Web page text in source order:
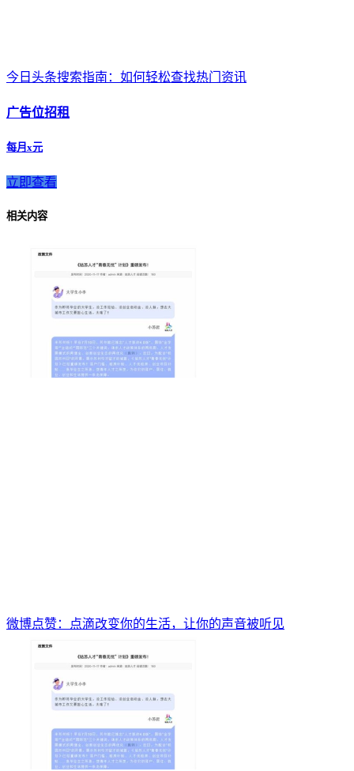
今日头条搜索指南：如何轻松查找热门资讯
广告位招租
每月x元
立即查看
相关内容
微博点赞：点滴改变你的生活，让你的声音被听见